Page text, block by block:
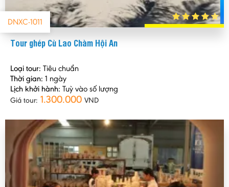
DNXC-1011
Tour ghép Cù Lao Chàm Hội An
Loại tour: Tiêu chuẩn
Thời gian: 1 ngày
Lịch khởi hành: Tuỳ vào số lượng
Giá tour: 1.300.000 VND